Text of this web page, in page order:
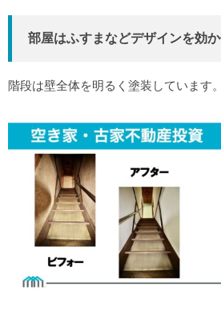
部屋はふすまなどデザインを効
階段は壁全体を明るく塗装しています。